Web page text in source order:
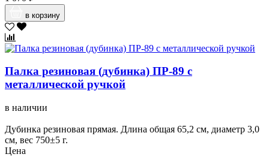
в корзину
Палка резиновая (дубинка) ПР-89 с
металлической ручкой
в наличии
Дубинка резиновая прямая. Длина общая 65,2 см, диаметр 3,0
см, вес 750±5 г.
Цена